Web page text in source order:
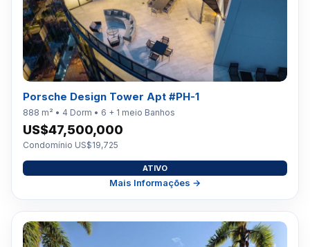
Porsche Design Tower Apt #PH-1
888 m² • 4 Dorm • 6 + 1 meio Banhos
US$47,500,000
Condomínio US$19,725
ATIVO
Mais Informações →